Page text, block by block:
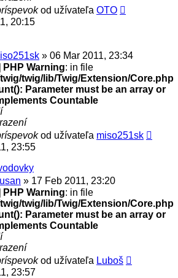
od užívateľa OTO
20:15
» 06 Mar 2011, 23:34
Warning: in file
twig/lib/Twig/Extension/Core.php
Parameter must be an array or
Countable
od užívateľa miso251sk
23:55
» 17 Feb 2011, 23:20
Warning: in file
twig/lib/Twig/Extension/Core.php
Parameter must be an array or
Countable
od užívateľa Luboš
23:57